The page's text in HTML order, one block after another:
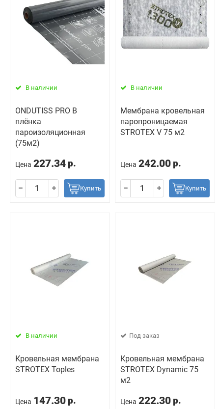
В наличии
ONDUTISS PRO B
плёнка
пароизоляционная
(75м2)
Цена 227.34 р.
Купить
В наличии
Мембрана кровельная
паропроницаемая
STROTEX V 75 м2
Цена 242.00 р.
Купить
В наличии
Кровельная мембрана
STROTEX Toples
Цена 147.30 р.
Под заказ
Кровельная мембрана
STROTEX Dynamic 75
м2
Цена 222.30 р.